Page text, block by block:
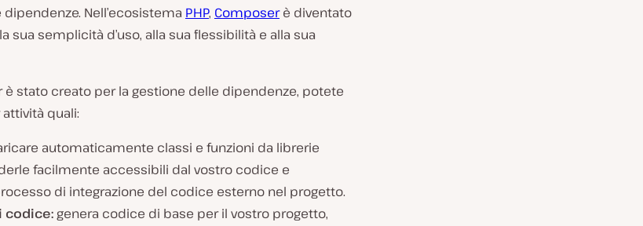
Nell’ecosistema PHP, Composerè diventato
sua semplicità d’uso, alla sua flessibilità e alla sua
è stato creato per la gestione delle dipendenze, potete
quali:
automaticamente classi e funzioni da librerie
facilmente accessibili dal vostro codice e
di integrazione del codice esterno nel progetto.
codice: genera codice di base per il vostro progetto,